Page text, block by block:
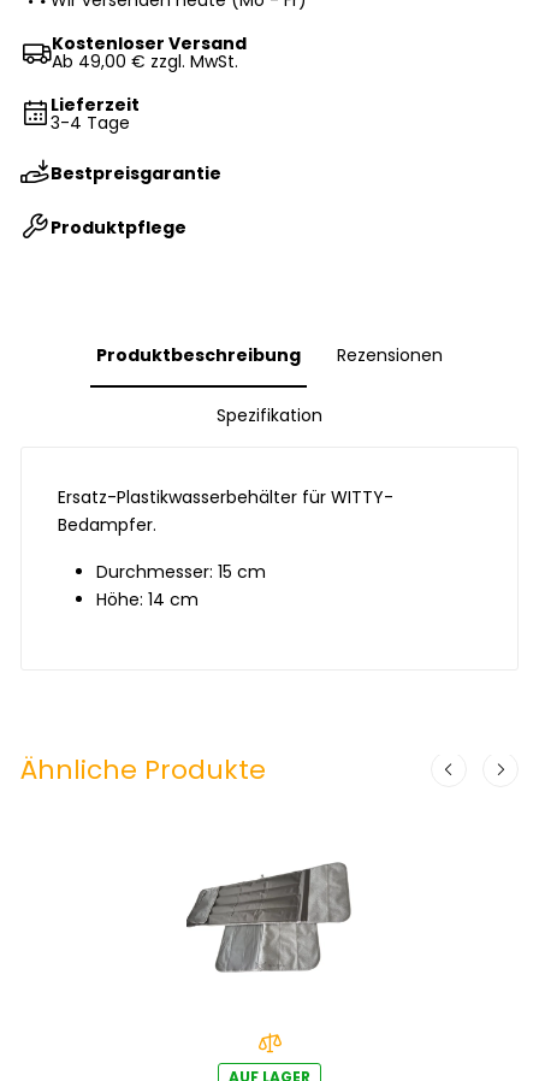
Kostenloser Versand
Ab 49,00 € zzgl. MwSt.
Lieferzeit
3-4 Tage
Bestpreisgarantie
Produktpflege
Produktbeschreibung Rezensionen
Spezifikation
Ersatz-Plastikwasserbehälter für WITTY-
Bedampfer.
Durchmesser: 15 cm
Höhe: 14 cm
Ähnliche Produkte
AUF LAGER